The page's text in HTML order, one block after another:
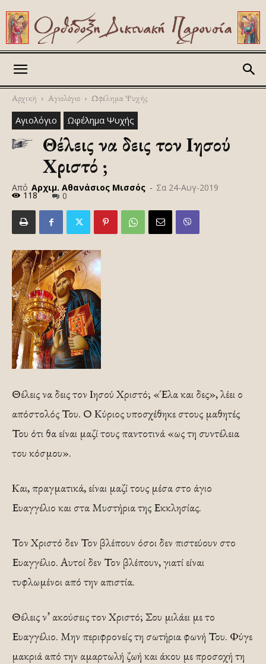
Αρχική Αγιολόγιο Ωφέλημα Ψυχής
Αγιολόγιο Ωφέλημα Ψυχής
Θέλεις να δεις τον Ιησού
Χριστό ;
Από Αρχιμ. Αθανάσιος Μισσός - Σα 24-Αυγ-2019
118 0
Θέλεις να δεις τον Ιησού Χριστό; «Έλα και δες», λέει ο
απόστολός Του. Ο Κύριος υποσχέθηκε στους μαθητές
Του ότι θα είναι μαζί τους παντοτινά «ως τη συντέλεια
του κόσμου».
Και, πραγματικά, είναι μαζί τους μέσα στο άγιο
Ευαγγέλιο και στα Μυστήρια της Εκκλησίας.
Τον Χριστό δεν Τον βλέπουν όσοι δεν πιστεύουν στο
Ευαγγέλιο. Αυτοί δεν Τον βλέπουν, γιατί είναι
τυφλωμένοι από την απιστία.
Θέλεις ν’ ακούσεις τον Χριστό; Σου μιλάει με το
Ευαγγέλιο. Μην περιφρονείς τη σωτήρια φωνή Του. Φύγε
μακριά από την αμαρτωλή ζωή και άκου με προσοχή τη